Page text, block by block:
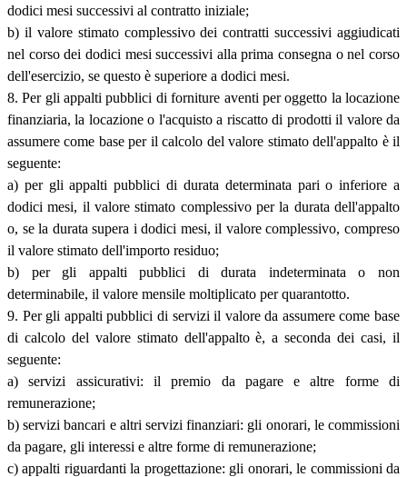
dodici mesi successivi al contratto iniziale;
b) il valore stimato complessivo dei contratti successivi aggiudicati
nel corso dei dodici mesi successivi alla prima consegna o nel corso
dell'esercizio, se questo è superiore a dodici mesi.
8. Per gli appalti pubblici di forniture aventi per oggetto la locazione
finanziaria, la locazione o l'acquisto a riscatto di prodotti il valore da
assumere come base per il calcolo del valore stimato dell'appalto è il
seguente:
a) per gli appalti pubblici di durata determinata pari o inferiore a
dodici mesi, il valore stimato complessivo per la durata dell'appalto
o, se la durata supera i dodici mesi, il valore complessivo, compreso
il valore stimato dell'importo residuo;
b) per gli appalti pubblici di durata indeterminata o non
determinabile, il valore mensile moltiplicato per quarantotto.
9. Per gli appalti pubblici di servizi il valore da assumere come base
di calcolo del valore stimato dell'appalto è, a seconda dei casi, il
seguente:
a) servizi assicurativi: il premio da pagare e altre forme di
remunerazione;
b) servizi bancari e altri servizi finanziari: gli onorari, le commissioni
da pagare, gli interessi e altre forme di remunerazione;
c) appalti riguardanti la progettazione: gli onorari, le commissioni da